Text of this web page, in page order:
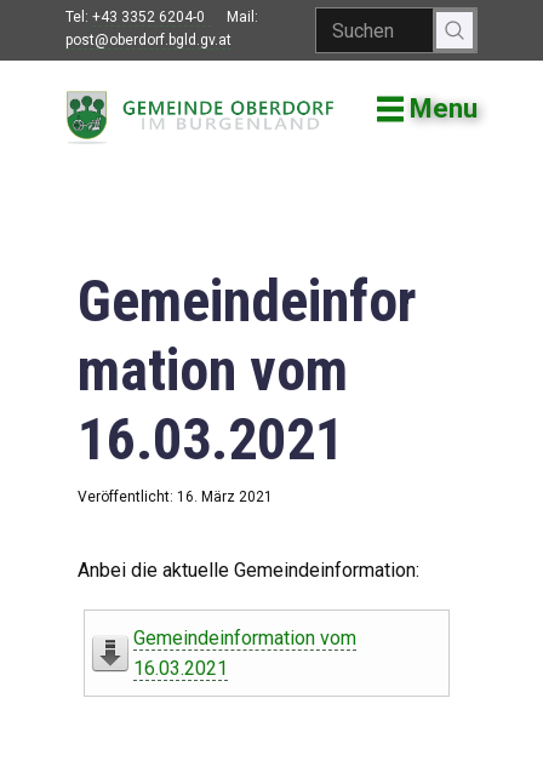
Tel: +43 3352 6204-0
Mail:
post@oberdorf.bgld.gv.at
Menu
Willkommen
Gemeindeamt
Gemeinderat
Bildung
Vereine
Leben in Oberdorf
Gemeindeinfor
mation vom
16.03.2021
Veröffentlicht: 16. März 2021
Anbei die aktuelle Gemeindeinformation:
Gemeindeinformation vom
16.03.2021